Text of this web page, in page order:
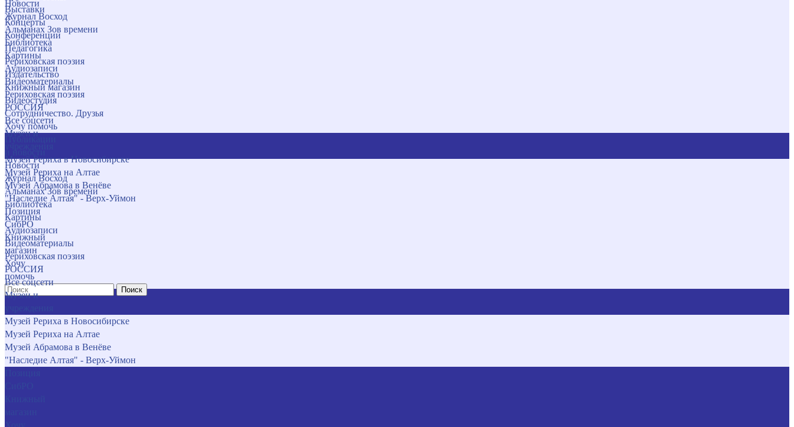
Новости
Журнал Восход
Альманах Зов времени
Библиотека
Картины
Аудиозаписи
Видеоматериалы
Рериховская поэзия
РОССИЯ
Все соцсети
Музеи и
Музей Рериха в Новосибирске
Музей Рериха на Алтае
Музей Абрамова в Венёве
"Наследие Алтая" - Верх-Уймон
Позиция
СибРО
Книжный
магазин
Хочу
помочь
Поиск
Выставки
Концерты
Конференции
Педагогика
Рериховская поэзия
Издательство
Книжный магазин
Видеостудия
Сотрудничество. Друзья
Хочу помочь
Новости
Журнал Восход
Альманах Зов времени
Библиотека
Картины
Аудиозаписи
Видеоматериалы
Рериховская поэзия
РОССИЯ
Все соцсети
Музеи и
Музей Рериха в Новосибирске
Музей Рериха на Алтае
Музей Абрамова в Венёве
"Наследие Алтая" - Верх-Уймон